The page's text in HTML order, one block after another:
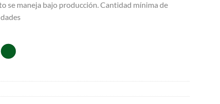
se maneja bajo producción. Cantidad mínima de